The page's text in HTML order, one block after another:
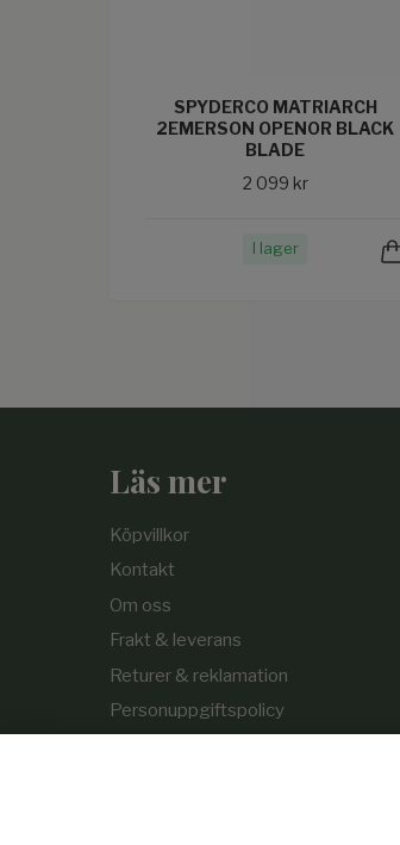
SPYDERCO MATRIARCH
2EMERSON OPENOR BLACK
BLADE
2 099 kr
I lager
Läs mer
Köpvillkor
Kontakt
Om oss
Frakt & leverans
Returer & reklamation
Personuppgiftspolicy